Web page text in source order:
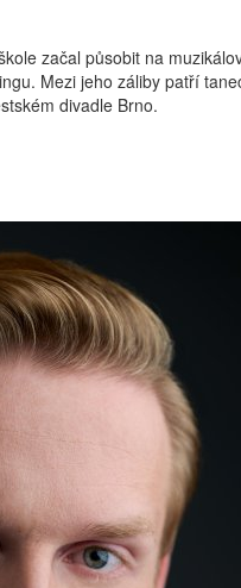
začal působit na
Mezi jeho záliby patří
divadle Brno.